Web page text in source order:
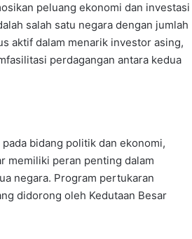
peluang ekonomi dan investasi
salah satu negara dengan jumlah
aktif dalam menarik investor asing,
perdagangan antara kedua
bidang politik dan ekonomi,
memiliki peran penting dalam
negara. Program pertukaran
didorong oleh Kedutaan Besar